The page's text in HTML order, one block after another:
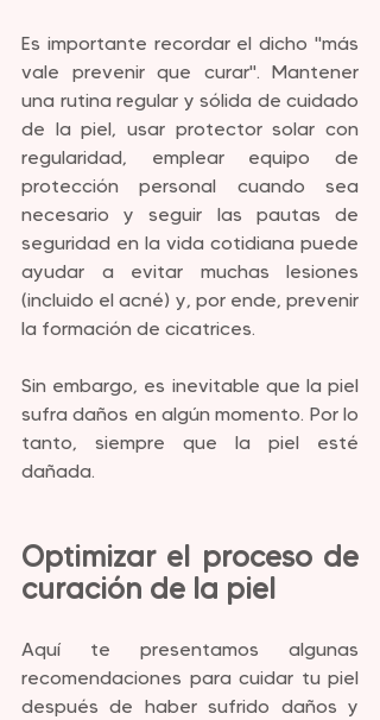
Es importante recordar el dicho "más
vale prevenir que curar". Mantener
una rutina regular y sólida de cuidado
de la piel, usar protector solar con
regularidad, emplear equipo de
protección personal cuando sea
necesario y seguir las pautas de
seguridad en la vida cotidiana puede
ayudar a evitar muchas lesiones
(incluido el acné) y, por ende, prevenir
la formación de cicatrices.
Sin embargo, es inevitable que la piel
sufra daños en algún momento. Por lo
tanto, siempre que la piel esté
dañada.
Optimizar el proceso de
curación de la piel
Aquí te presentamos algunas
recomendaciones para cuidar tu piel
después de haber sufrido daños y